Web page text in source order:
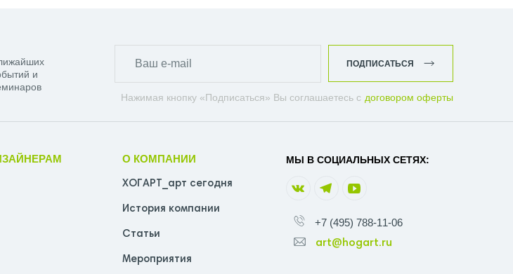
ЭЛЕКТРИЧЕСКИЙ СУНЕРЖА ЗОЛОТО
и
Нажимая кнопку «Подписаться» Вы соглашаетесь с договором оферты
ПОДПИСАТЬСЯ
О КОМПАНИИ
ХОГАРТ_арт сегодня
История компании
Статьи
Мероприятия
МЫ В СОЦИАЛЬНЫХ СЕТЯХ:
+7 (495) 788-11-06
art@hogart.ru